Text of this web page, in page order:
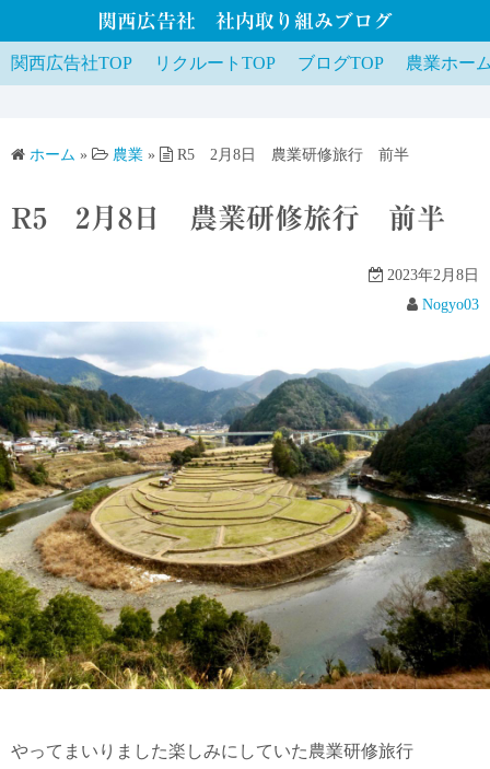
関西広告社 社内取り組みブログ
関西広告社TOP リクルートTOP ブログTOP 農業ホー
ホーム » 農業 » R5 2月8日 農業研修旅行 前半
R5 2月8日 農業研修旅行 前半
2023年2月8日
Nogyo03
やってまいりました楽しみにしていた農業研修旅行